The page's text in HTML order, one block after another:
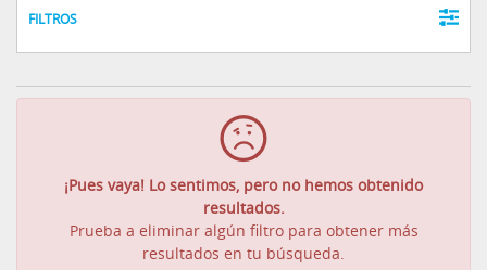
FILTROS
¡Pues vaya! Lo sentimos, pero no hemos obtenido
resultados.
Prueba a eliminar algún filtro para obtener más
resultados en tu búsqueda.